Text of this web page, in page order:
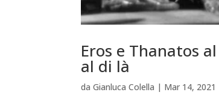
Eros e Thanatos
al di là
daGianluca Colella | Mar 14, 2021